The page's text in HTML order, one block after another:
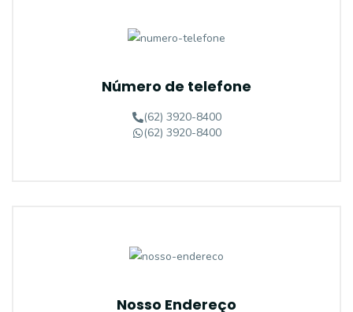
Número de telefone
(62) 3920-8400
(62) 3920-8400
Nosso Endereço